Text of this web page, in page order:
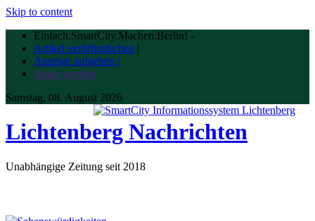
Skip to content
Einfach.SmartCity.Machen:Berlin! -
Artikel veröffentlichen |
Anzeige aufgeben |
Autor werden
Samstag, 08. August 2026
Lichtenberg Nachrichten
Unabhängige Zeitung seit 2018